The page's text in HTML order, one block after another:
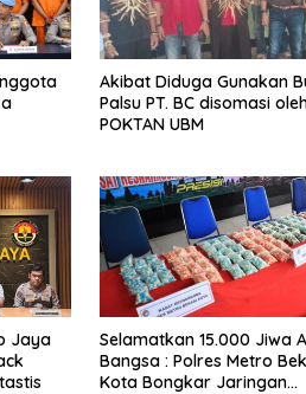
Akibat Diduga Gunakan
Palsu PT. BC disomasi
POKTAN UBM
Jaya
Selamatkan 15.000 Jiwa
Bangsa : Polres Metro
Kota Bongkar Jaringan